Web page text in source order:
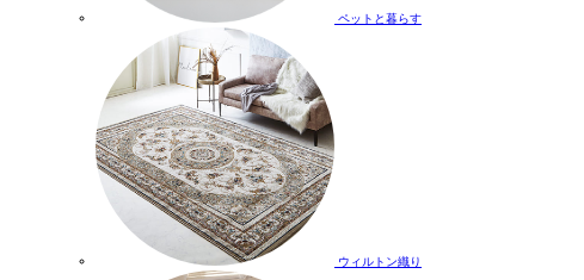
ペットと暮らす
ウィルトン織り